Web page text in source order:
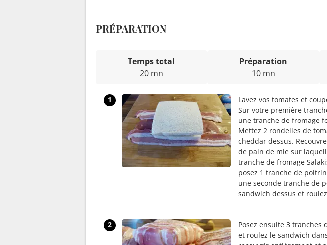
PRÉPARATION
Temps total
20 mn
Préparation
10 mn
1
Lavez vos tomates et
Sur votre première
une tranche de fromage
Mettez 2 rondelles de
cheddar dessus.
de pain de mie sur
tranche de fromage
posez 1 tranche de
une seconde tranche de
sandwich dessus et
2
Posez ensuite 3 tranches
et roulez le sandwich